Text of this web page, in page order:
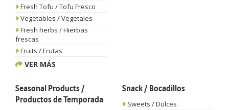
Fresh Tofu / Tofu Fresco
Vegetables / Vegetales
Fresh herbs / Hierbas
frescas
Fruits / Frutas
VER MÁS
Seasonal Products /
Productos de Temporada
Snack / Bocadillos
Sweets / Dulces